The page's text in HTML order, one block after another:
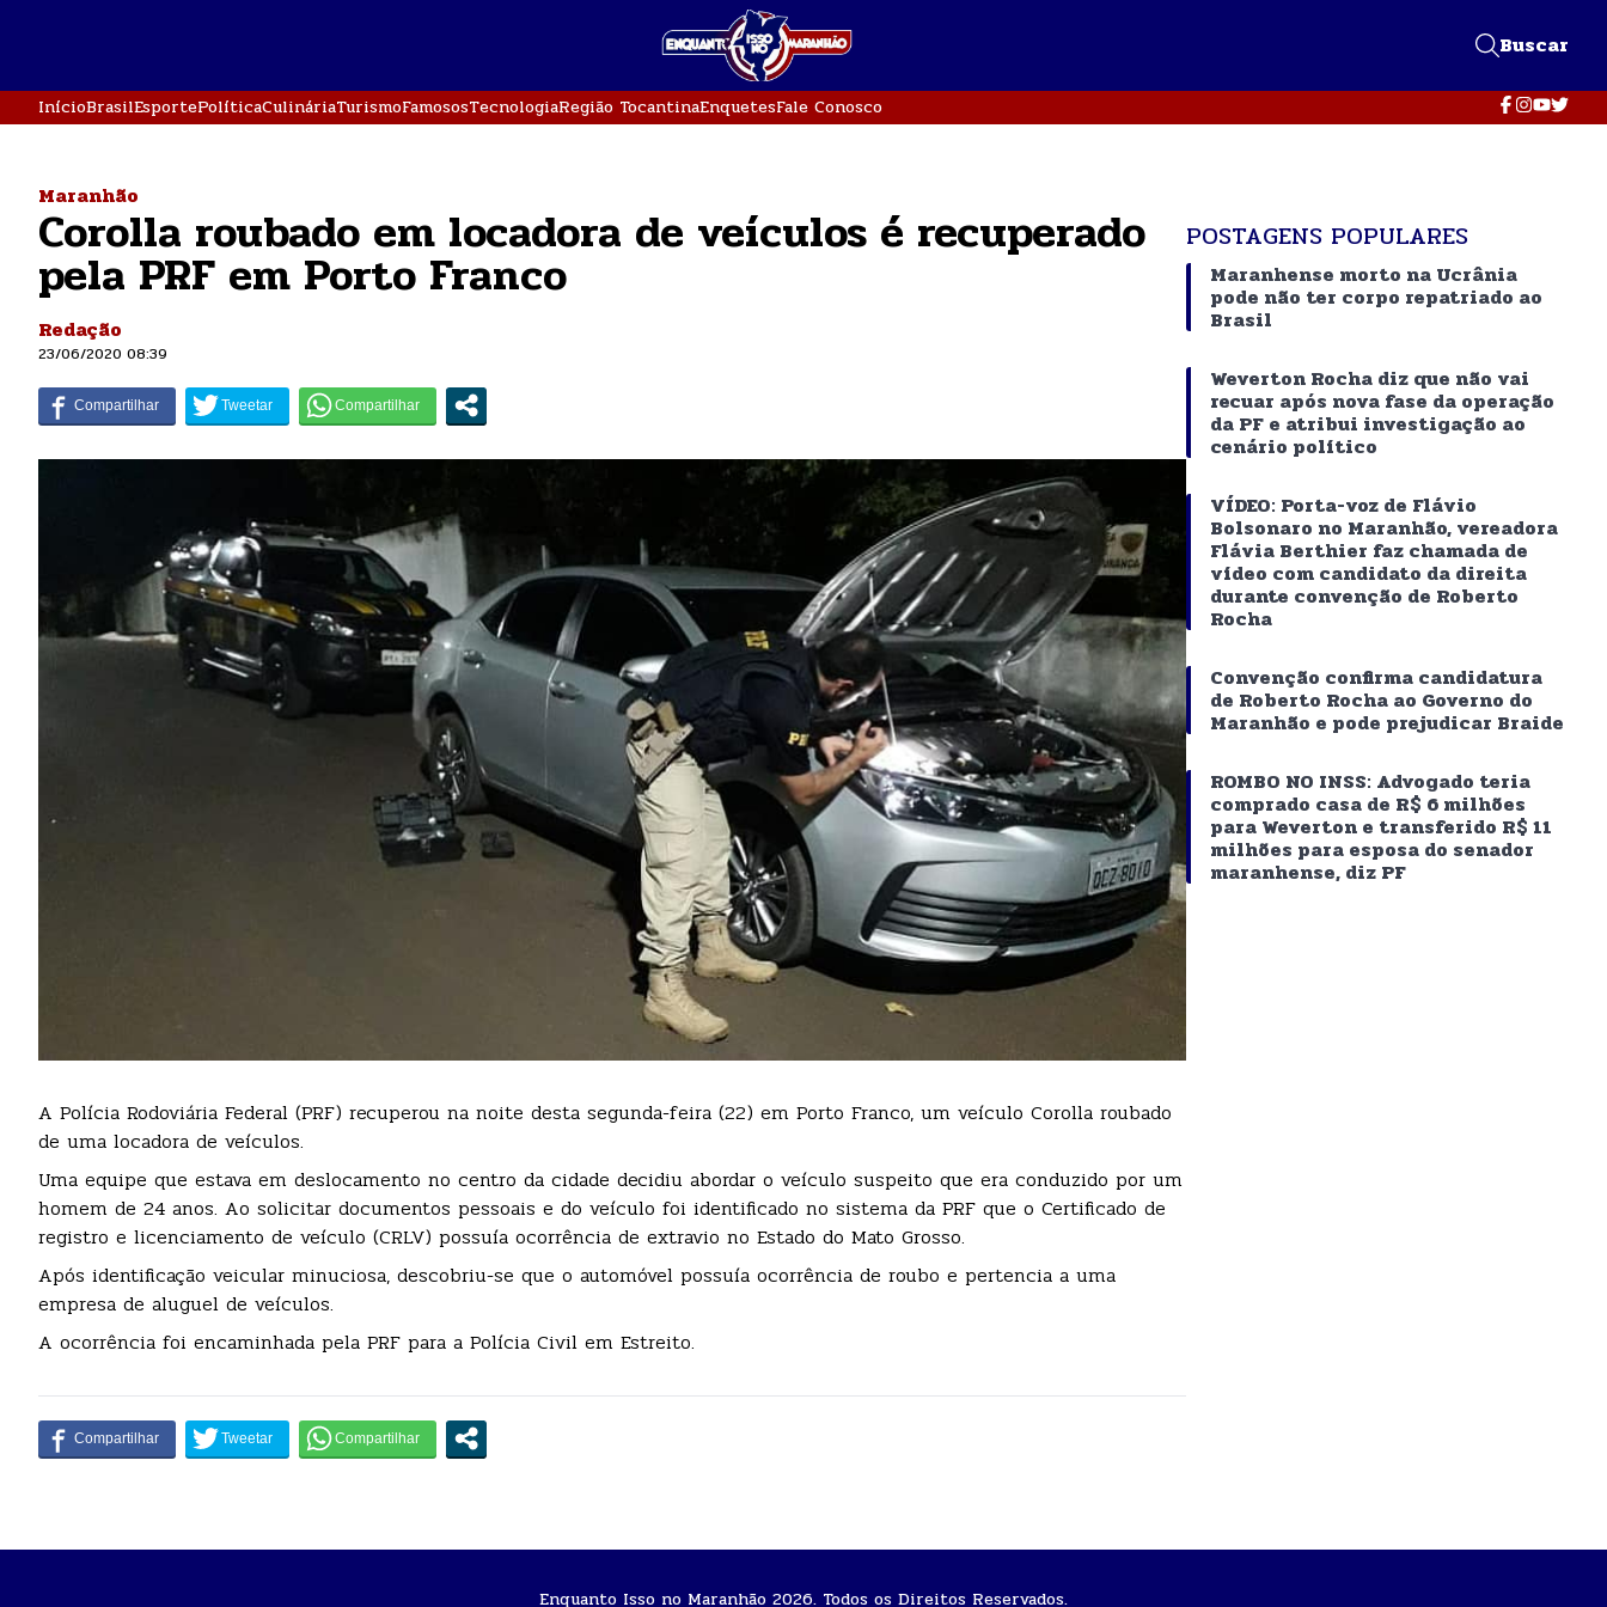
Buscar
InícioBrasilEsportePolíticaCulináriaTurismoFamososTecnologiaRegião TocantinaEnquetesFale Conosco
Maranhão
Corolla roubado em locadora de veículos é recuperado
pela PRF em Porto Franco
Redação
23/06/2020 08:39
A Polícia Rodoviária Federal (PRF) recuperou na noite desta segunda-feira (22) em Porto Franco, um veículo Corolla roubado
de uma locadora de veículos.
Uma equipe que estava em deslocamento no centro da cidade decidiu abordar o veículo suspeito que era conduzido por um
homem de 24 anos. Ao solicitar documentos pessoais e do veículo foi identificado no sistema da PRF que o Certificado de
registro e licenciamento de veículo (CRLV) possuía ocorrência de extravio no Estado do Mato Grosso.
Após identificação veicular minuciosa, descobriu-se que o automóvel possuía ocorrência de roubo e pertencia a uma
empresa de aluguel de veículos.
A ocorrência foi encaminhada pela PRF para a Polícia Civil em Estreito.
POSTAGENS POPULARES
Maranhense morto na Ucrânia
pode não ter corpo repatriado ao
Brasil
Weverton Rocha diz que não vai
recuar após nova fase da operação
da PF e atribui investigação ao
cenário político
VÍDEO: Porta-voz de Flávio
Bolsonaro no Maranhão, vereadora
Flávia Berthier faz chamada de
vídeo com candidato da direita
durante convenção de Roberto
Rocha
Convenção confirma candidatura
de Roberto Rocha ao Governo do
Maranhão e pode prejudicar Braide
ROMBO NO INSS: Advogado teria
comprado casa de R$ 6 milhões
para Weverton e transferido R$ 11
milhões para esposa do senador
maranhense, diz PF
Enquanto Isso no Maranhão 2026. Todos os Direitos Reservados.